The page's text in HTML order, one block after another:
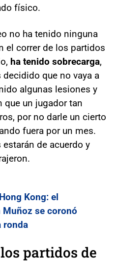
físico.
no ha tenido ninguna
el correr de los partidos
ha tenido sobrecarga,
que no vaya a
algunas lesiones y
que un jugador tan
por no darle un cierto
fuera por un mes.
de acuerdo y
Kong: el
se coronó
ronda
partidos de